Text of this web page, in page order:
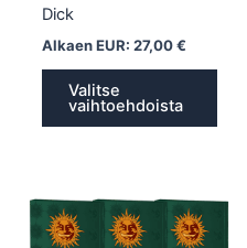
Dick
Alkaen EUR: 27,00€
Valitse
vaihtoehdoista
Tällä